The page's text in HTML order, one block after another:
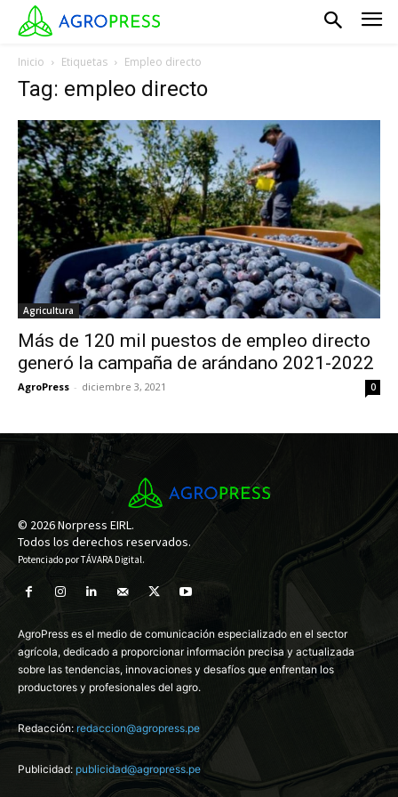
Inicio Etiquetas Empleo directo
Tag: empleo directo
Agricultura
Más de 120 mil puestos de empleo directo
generó la campaña de arándano 2021-2022
AgroPress - diciembre 3, 2021 0
© 2026 Norpress EIRL.
Todos los derechos reservados.
Potenciado porTÁVARA Digital.
AgroPress es el medio de comunicación especializado en el sector
agrícola, dedicado a proporcionar información precisa y actualizada
sobre las tendencias, innovaciones y desafíos que enfrentan los
productores y profesionales del agro.
Redacción: redaccion@agropress.pe
Publicidad: publicidad@agropress.pe